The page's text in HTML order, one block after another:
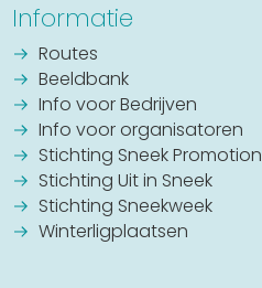
Informatie
Routes
Beeldbank
Info voor Bedrijven
Info voor organisatoren
Stichting Sneek Promotion
Stichting Uit in Sneek
Stichting Sneekweek
Winterligplaatsen